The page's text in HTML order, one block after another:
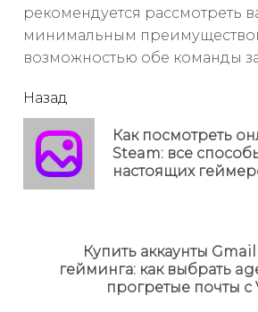
рекомендуется рассмотреть
минимальным
возможностью обе команды
читать
еще
Назад
Как посмотреть
Steam: все
настоящих
Купить аккаунты
гейминга: как выбрать
прогретые почты с